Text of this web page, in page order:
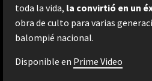
toda la vida, la convirtió en un
obra de culto para varias
balompié nacional.
Disponible en Prime Video